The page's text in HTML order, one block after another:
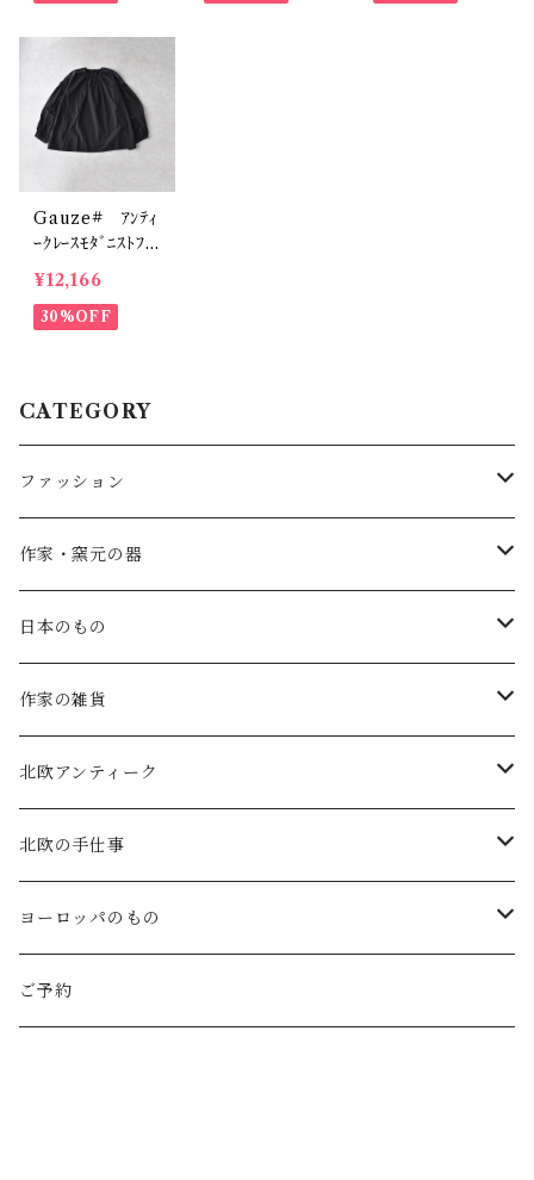
Gauze# ｱﾝﾃｨ
ｰｸﾚｰｽﾓﾀﾞﾆｽﾄﾌﾞ
ﾗｳｽ (ﾏｯﾄﾌﾞﾗｯｸ)
G1018
¥12,166
30%OFF
CATEGORY
ファッション
SALE
atelier naruse
atelier naruse (ﾌｫｰﾏﾙ)
MAGALI
Gauze#
ROBE de PEAU
LABORATORY
作家・窯元の器
矢島操(器)
小鹿田焼の器
中川紀夫(器)
斉藤幸代（器）
icura(木工）
でく工房(ガラス)
日本のもの
コーヒーの道具
鳥越の竹細工(岩手)
わら細工たくぼ(宮崎)
南部鉄器(岩手)
佐渡の釜敷(新潟)
作家の雑貨
habotan
幸生窯
kitona(木製ﾌﾞﾛｰﾁ)
edge(革ﾌﾞﾛｰﾁ)
北欧アンティーク
ARABIA・iittala
グラスウェア
Kronjyden/B&G
北欧の手仕事
白樺の雑貨
白樺のオーナメント
ヨーロッパのもの
スウェーデン
ご予約